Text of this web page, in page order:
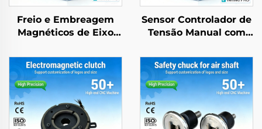
Freio e Embreagem
Magnéticos de Eixo
Controlador de Tensão
de 24 V, 2,5–40 kg
Sensor Controlador de
Tensão Manual com
para Peças de
Máquinas de Papel